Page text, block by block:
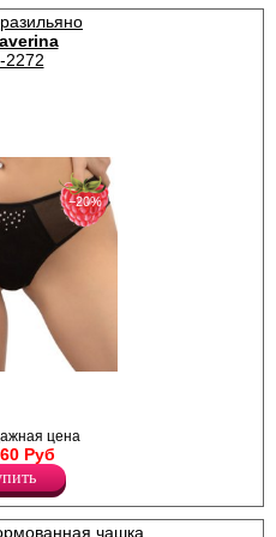
2272
−20%
цена
Руб
чашка